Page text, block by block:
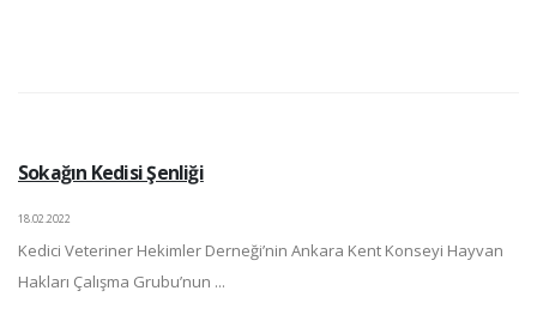
Sokağın Kedisi Şenliği
18.02.2022
Kedici Veteriner Hekimler Derneği’nin Ankara Kent Konseyi Hayvan
Hakları Çalışma Grubu’nun ...